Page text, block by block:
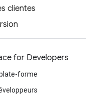
clientes
for Developers
forme